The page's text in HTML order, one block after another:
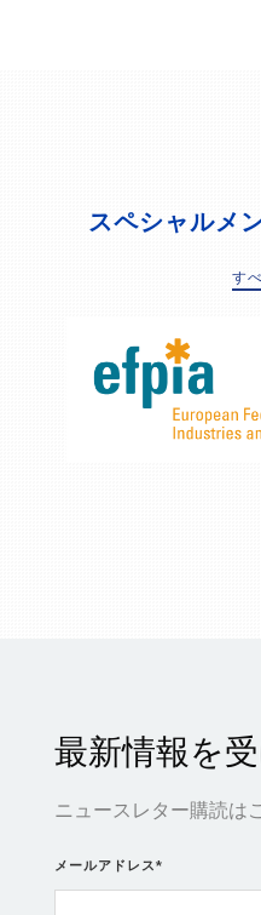
スペシャルメ
す
最新情報を
ニュースレター購読は
メールアドレス*